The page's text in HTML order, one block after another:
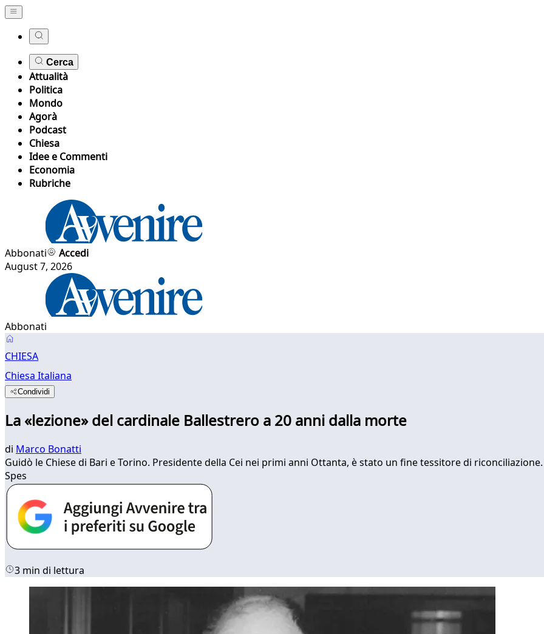
Cerca
Attualità
Politica
Mondo
Agorà
Podcast
Chiesa
Idee e Commenti
Economia
Rubriche
Abbonati
Accedi
August 7, 2026
Abbonati
CHIESA
Chiesa Italiana
Condividi
La «lezione» del cardinale Ballestrero a 20 anni dalla morte
di Marco Bonatti
Guidò le Chiese di Bari e Torino. Presidente della Cei nei primi anni Ottanta, è stato un fine tessitore di
Spes
3 min di lettura